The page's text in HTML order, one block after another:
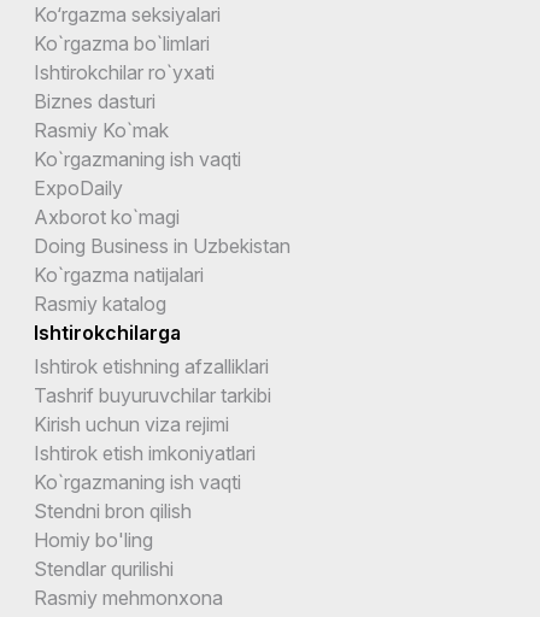
Ko‘rgazma seksiyalari
Ko`rgazma bo`limlari
Ishtirokchilar ro`yxati
Biznes dasturi
Rasmiy Ko`mak
Ko`rgazmaning ish vaqti
ExpoDaily
Axborot ko`magi
Doing Business in Uzbekistan
Ko`rgazma natijalari
Rasmiy katalog
Ishtirokchilarga
Ishtirok etishning afzalliklari
Tashrif buyuruvchilar tarkibi
Kirish uchun viza rejimi
Ishtirok etish imkoniyatlari
Ko`rgazmaning ish vaqti
Stendni bron qilish
Homiy bo'ling
Stendlar qurilishi
Rasmiy mehmonxona